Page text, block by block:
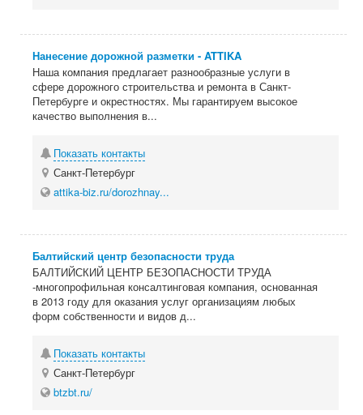
Нанесение дорожной разметки - ATTIKA
Наша компания предлагает разнообразные услуги в
сфере дорожного строительства и ремонта в Санкт-
Петербурге и окрестностях. Мы гарантируем высокое
качество выполнения в...
Показать контакты
Санкт-Петербург
attika-biz.ru/dorozhnay...
Балтийский центр безопасности труда
БАЛТИЙСКИЙ ЦЕНТР БЕЗОПАСНОСТИ ТРУДА
-многопрофильная консалтинговая компания, основанная
в 2013 году для оказания услуг организациям любых
форм собственности и видов д...
Показать контакты
Санкт-Петербург
btzbt.ru/